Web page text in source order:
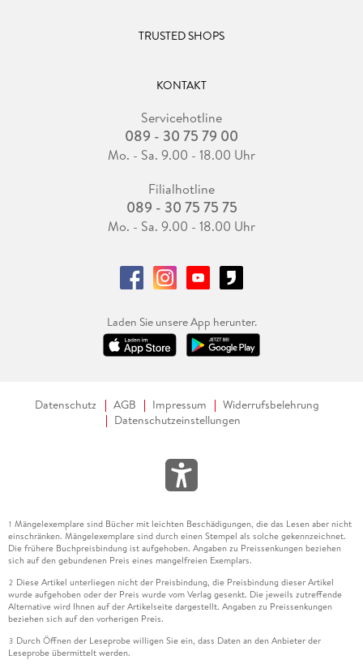
TRUSTED SHOPS
KONTAKT
Servicehotline
089 - 30 75 79 00
Mo. - Sa. 9.00 - 18.00 Uhr
Filialhotline
089 - 30 75 75 75
Mo. - Sa. 9.00 - 18.00 Uhr
Laden Sie unsere App herunter.
Datenschutz AGB Impressum
Widerrufsbelehrung
Datenschutzeinstellungen
1 Mängelexemplare sind Bücher mit leichten Beschädigungen, die das Lesen aber nicht
einschränken. Mängelexemplare sind durch einen Stempel als solche gekennzeichnet.
Die frühere Buchpreisbindung ist aufgehoben. Angaben zu Preissenkungen beziehen
sich auf den gebundenen Preis eines mangelfreien Exemplars.
2 Diese Artikel unterliegen nicht der Preisbindung, die Preisbindung dieser Artikel
wurde aufgehoben oder der Preis wurde vom Verlag gesenkt. Die jeweils zutreffende
Alternative wird Ihnen auf der Artikelseite dargestellt. Angaben zu Preissenkungen
beziehen sich auf den vorherigen Preis.
3 Durch Öffnen der Leseprobe willigen Sie ein, dass Daten an den Anbieter der
Leseprobe übermittelt werden.